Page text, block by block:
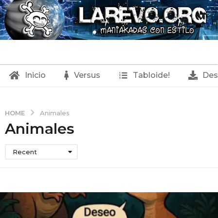
Inicio Versus Tabloide!
HOME Animales
Animales
Recent